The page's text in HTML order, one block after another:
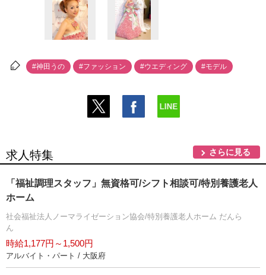
#神田うの #ファッション #ウエディング #モデル
求人特集 さらに見る
「福祉調理スタッフ」無資格可/シフト相談可/特別養護老人
ホーム
社会福祉法人ノーマライゼーション協会/特別養護老人ホーム だんら
ん
時給1,177円～1,500円
アルバイト・パート / 大阪府